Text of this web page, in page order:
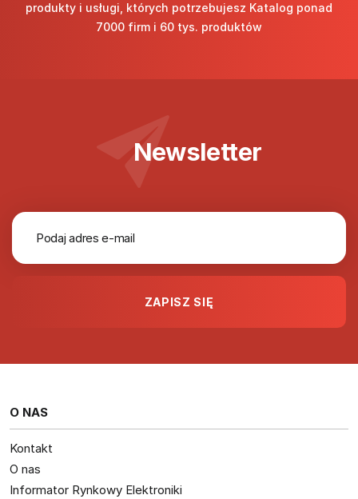
produkty i usługi, których potrzebujesz Katalog ponad
7000 firm i 60 tys. produktów
Newsletter
O NAS
Kontakt
O nas
Informator Rynkowy Elektroniki